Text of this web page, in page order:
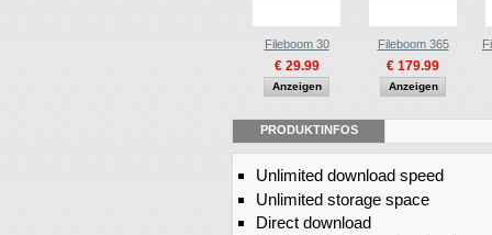
Fileboom 30
€ 29.99
Anzeigen
Fileboom 365
€ 179.99
Anzeigen
PRODUKTINFOS
Unlimited download speed
Unlimited storage space
Direct download